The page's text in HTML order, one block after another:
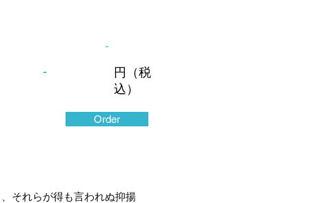
-
-
円（税
込）
Order
それらが得も言われぬ抑揚